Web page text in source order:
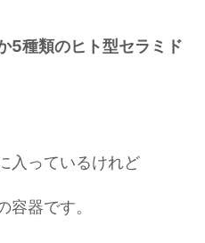
5種類のヒト型セラミド
入っているけれど
容器です。